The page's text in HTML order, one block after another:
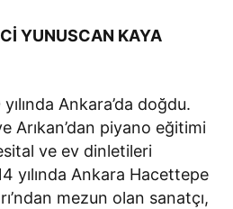
YUNUSCAN KAYA
Ankara’da doğdu.
Arıkan’dan piyano eğitimi
ve ev dinletileri
yılında Ankara Hacettepe
mezun olan sanatçı,